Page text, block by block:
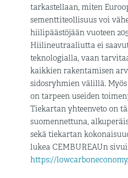
tarkastellaan, miten
sementtiteollisuus voi
hiilipäästöjään vuoteen
Hiilineutraaliutta ei
teknologialla, vaan
kaikkien rakentamisen
sidosryhmien välillä.
on tarpeen useiden
Tiekartan yhteenveto on
suomennettuna,
sekä tiekartan
lukea CEMBUREAUn
https://